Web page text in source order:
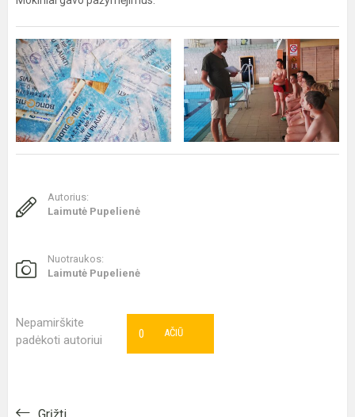
Autorius:
Laimutė Pupelienė
Nuotraukos:
Laimutė Pupelienė
Nepamirškite
padėkoti autoriui
AČIŪ
0